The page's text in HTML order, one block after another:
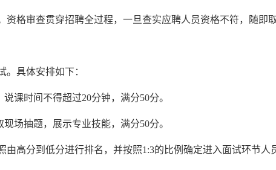
格审查贯穿招聘全过程，一旦查实应聘人员资格不符，随即
。具体安排如下：
说课时间不得超过20分钟， 满分50分。
场抽题，展示专业技能，满分50分。
由高分到低分进行排名，并按照1:3的比例确定进入面试环节人